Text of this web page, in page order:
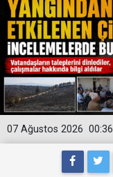
00:36
07 Ağustos 2026